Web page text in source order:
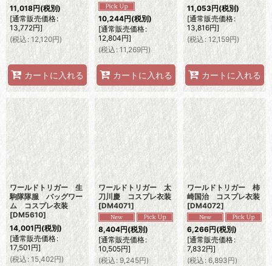
11,018円(税別)
[通常販売価格:
13,772円]
(税込: 12,120円)
カートに入れる
10,244円(税別)
[通常販売価格:
12,804円]
(税込: 11,269円)
カートに入れる
11,053円(税別)
[通常販売価格:
13,816円]
(税込: 12,159円)
カートに入れる
ワールドトリガー 生
駒隊隊服 バッグワー
ム コスプレ衣装
[DM5610]
14,001円(税別)
[通常販売価格:
17,501円]
(税込: 15,402円)
ワールドトリガー 太
刀川慶 コスプレ衣装
[DM4071]
8,404円(税別)
[通常販売価格:
10,505円]
(税込: 9,245円)
ワールドトリガー 柿
崎国治 コスプレ衣装
[DM4072]
6,266円(税別)
[通常販売価格:
7,832円]
(税込: 6,893円)